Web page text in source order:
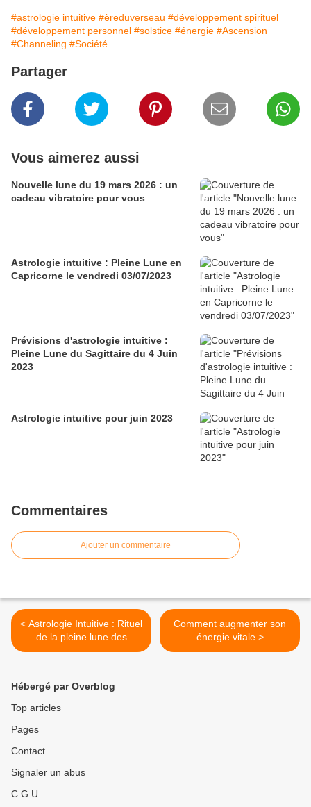
#astrologie intuitive #èreduverseau #développement spirituel
#développement personnel #solstice #énergie #Ascension
#Channeling #Société
Partager
Vous aimerez aussi
Nouvelle lune du 19 mars 2026 : un
cadeau vibratoire pour vous
Astrologie intuitive : Pleine Lune en
Capricorne le vendredi 03/07/2023
Prévisions d'astrologie intuitive :
Pleine Lune du Sagittaire du 4 Juin
2023
Astrologie intuitive pour juin 2023
Commentaires
Ajouter un commentaire
< Astrologie Intuitive : Rituel
de la pleine lune des
Gémeaux du 19 décembre
Comment augmenter son
énergie vitale >
Hébergé par Overblog
Top articles
Pages
Contact
Signaler un abus
C.G.U.